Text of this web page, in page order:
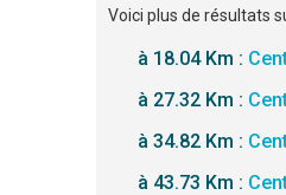
Voici plus de résultats
à 18.04 Km :
à 27.32 Km :
à 34.82 Km :
à 43.73 Km :